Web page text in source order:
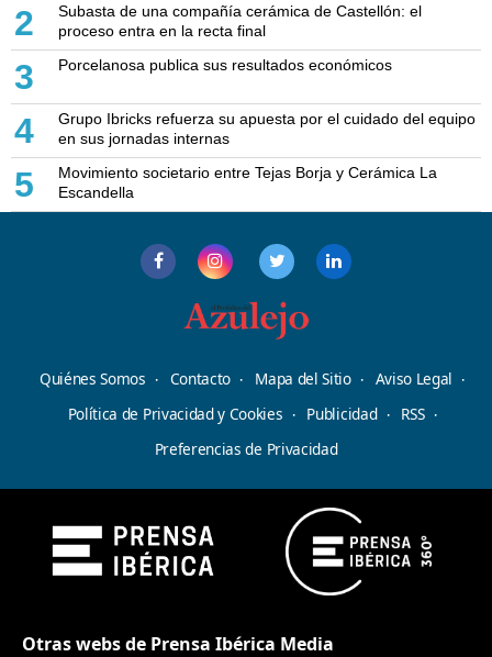
2
Subasta de una compañía cerámica de Castellón: el
proceso entra en la recta final
3 Porcelanosa publica sus resultados económicos
4
Grupo Ibricks refuerza su apuesta por el cuidado del equipo
en sus jornadas internas
5
Movimiento societario entre Tejas Borja y Cerámica La
Escandella
Quiénes Somos Contacto Mapa del Sitio
Aviso Legal
Política de Privacidad y Cookies
Publicidad
RSS
Preferencias de Privacidad
Otras webs de Prensa Ibérica Media